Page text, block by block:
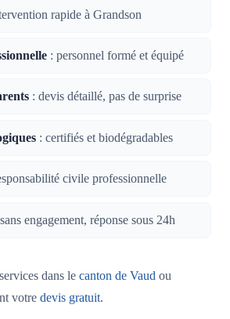
rapide à Grandson
: personnel formé et équipé
: devis détaillé, pas de surprise
: certifiés et biodégradables
civile professionnelle
engagement, réponse sous 24h
dans le canton de Vaud ou
votre devis gratuit.